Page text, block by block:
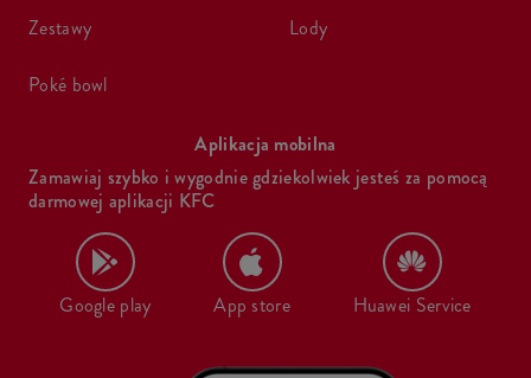
zestawy
poké bowl
lody
Aplikacja mobilna
Zamawiaj szybko i wygodnie gdziekolwiek jesteś za pomocą
darmowej aplikacji KFC
Google play App store Huawei Service